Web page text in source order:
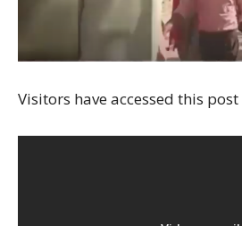
Visitors have accessed this post